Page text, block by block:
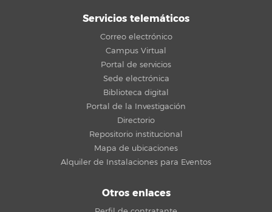
Servicios telemáticos
Correo electrónico
Campus Virtual
Portal de servicios
Sede electrónica
Biblioteca digital
Portal de la Investigación
Directorio
Repositorio institucional
Mapa de ubicaciones
Alquiler de Instalaciones para Eventos
Otros enlaces